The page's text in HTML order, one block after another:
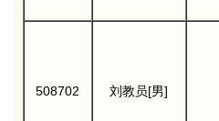
508702 刘教员[男]